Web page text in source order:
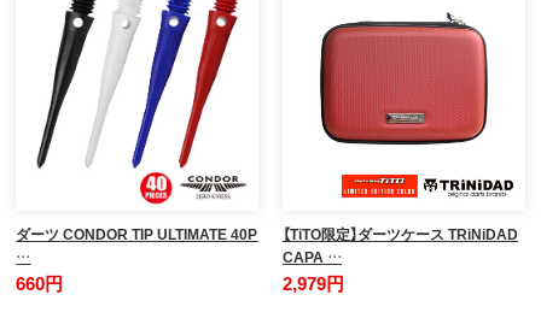
ダーツ CONDOR TIP ULTIMATE 40P
…
660円
【TiTO限定】ダーツケース TRiNiDAD
CAPA …
2,979円